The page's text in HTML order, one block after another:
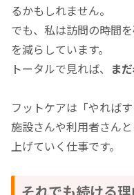
るかもしれません。
でも、私は訪問の時間
を減らしています。
トータルで見れば、 ま
フットケアは「やれば
施設さんや利用者さん
上げていく仕事です。